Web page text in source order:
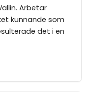
Arbetar
kunnande som
det i en